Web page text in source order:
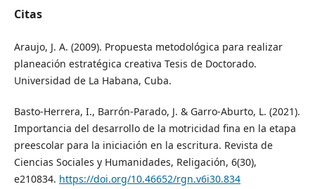
Citas
Araujo, J. A. (2009). Propuesta metodológica para realizar
planeación estratégica creativa Tesis de Doctorado.
Universidad de La Habana, Cuba.
Basto-Herrera, I., Barrón-Parado, J. & Garro-Aburto, L. (2021).
Importancia del desarrollo de la motricidad fina en la etapa
preescolar para la iniciación en la escritura. Revista de
Ciencias Sociales y Humanidades, Religación, 6(30),
e210834. https://doi.org/10.46652/rgn.v6i30.834